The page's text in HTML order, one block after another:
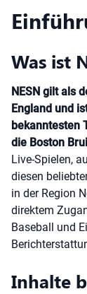
Was ist
NESN gilt als
England und
bekanntesten
die Boston
Live-Spielen,
diesen
in der Region
direktem
Baseball und
Inhalte